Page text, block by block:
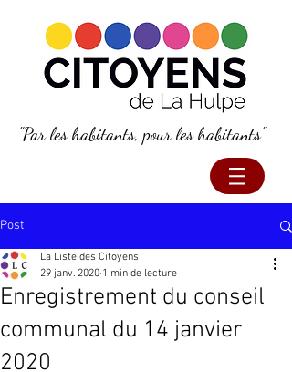
"Par les habitants, pour les habitants"
Post
Enregistrement du conseil
communal du 14 janvier
2020
La Liste des Citoyens
29 janv. 2020 1 min de lecture